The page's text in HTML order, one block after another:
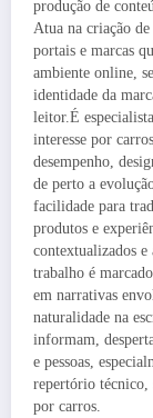
produção de
Atua na criação
portais e marcas
ambiente online,
identidade da
leitor.É
interesse por
desempenho,
de perto a
facilidade para
produtos e
contextualizados
trabalho é
em narrativas
naturalidade na
informam,
e pessoas,
repertório técnico,
por carros.